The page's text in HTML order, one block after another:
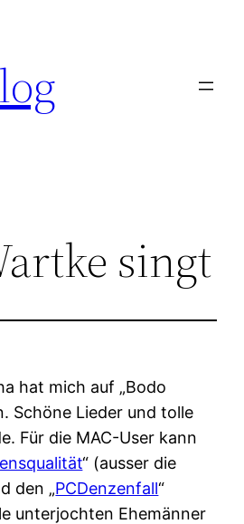
singt
hat mich auf „Bodo
Schöne Lieder und tolle
Für die MAC-User kann
“ (ausser die
den „PCDenzenfall“
unterjochten Ehemänner